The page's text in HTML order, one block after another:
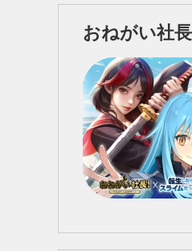
おねがい社